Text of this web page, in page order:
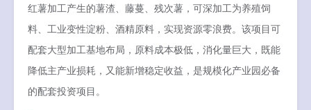
红薯加工产生的薯渣、藤蔓、残次薯，可深加工为养殖饲
料、工业变性淀粉、酒精原料，实现资源零浪费。该项目可
配套大型加工基地布局，原料成本极低，消化量巨大，既能
降低主产业损耗，又能新增稳定收益，是规模化产业园必备
的配套投资项目。